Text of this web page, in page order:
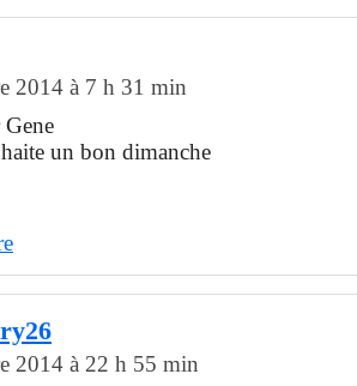
2014 à 7 h 31 min
un bon dimanche
2014 à 22 h 55 min